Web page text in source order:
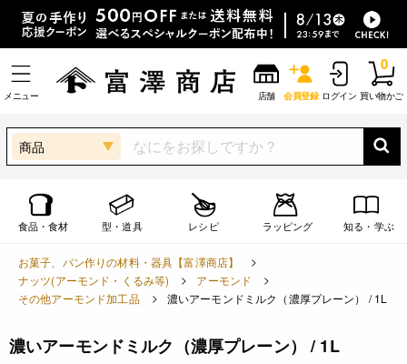
メニュー 店舗 会員登録 ログイン 買い物かご
0
商品
食品・食材 型・道具 レシピ ラッピング 知る・学ぶ
お菓子、パン作りの材料・器具【富澤商店】
ナッツ(アーモンド・くるみ等)
アーモンド
その他アーモンド加工品
濃いアーモンドミルク（濃厚プレーン） / 1L
濃いアーモンドミルク（濃厚プレーン） / 1L